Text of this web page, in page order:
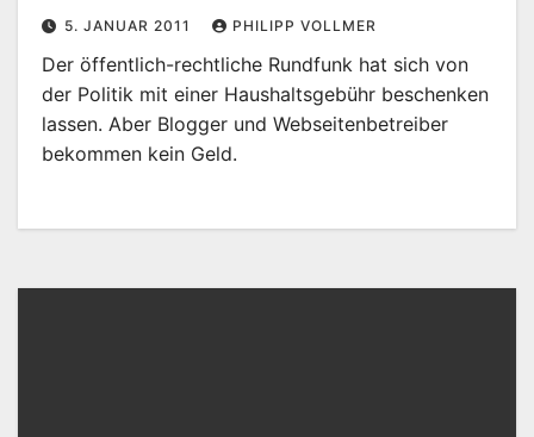
5. JANUAR 2011 PHILIPP VOLLMER
Der öffentlich-rechtliche Rundfunk hat sich von
der Politik mit einer Haushaltsgebühr beschenken
lassen. Aber Blogger und Webseitenbetreiber
bekommen kein Geld.